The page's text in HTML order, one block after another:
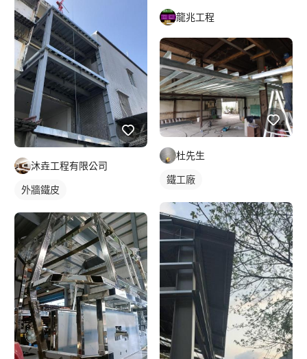
沐垚工程有限公司
外牆鐵皮
龍兆工程
杜先生
鐵工廠